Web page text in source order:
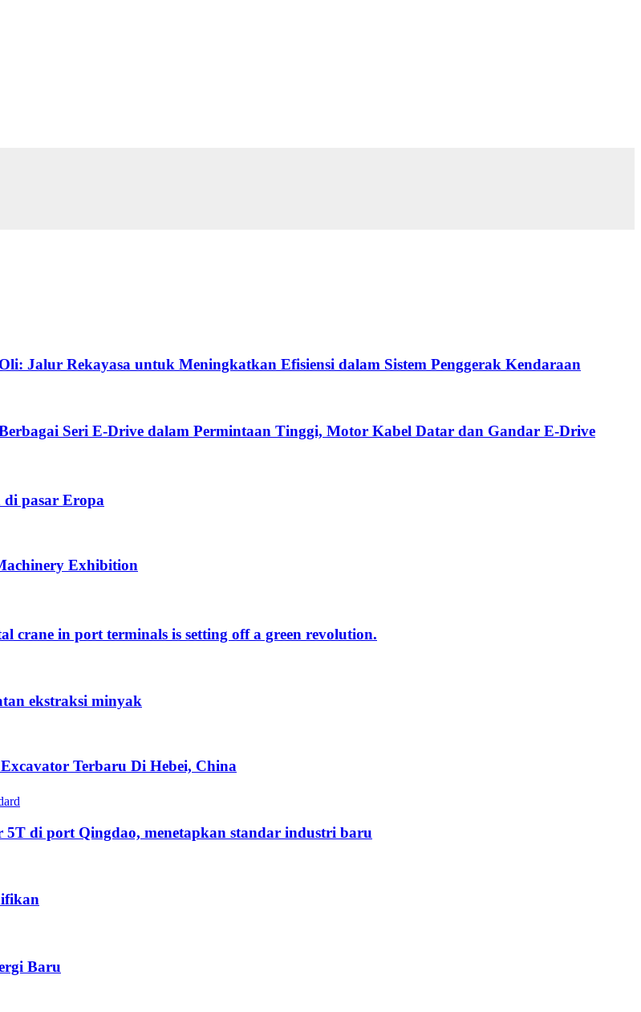
Jalur Rekayasa untuk Meningkatkan Efisiensi dalam Sistem Penggerak Kendaraan
Seri E-Drive dalam Permintaan Tinggi, Motor Kabel Datar dan Gandar E-Drive
di pasar Eropa
Exhibition
crane in port terminals is setting off a green revolution.
ekstraksi minyak
Terbaru Di Hebei, China
di port Qingdao, menetapkan standar industri baru
Baru